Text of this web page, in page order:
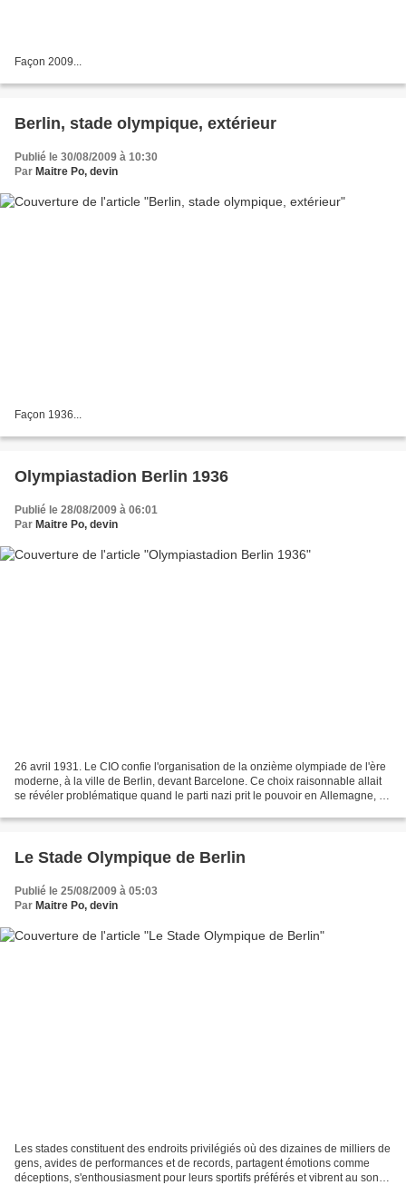
Façon 2009...
Berlin, stade olympique, extérieur
Publié le 30/08/2009 à 10:30
Par Maitre Po, devin
Façon 1936...
Olympiastadion Berlin 1936
Publié le 28/08/2009 à 06:01
Par Maitre Po, devin
26 avril 1931. Le CIO confie l'organisation de la onzième olympiade de l'ère
moderne, à la ville de Berlin, devant Barcelone. Ce choix raisonnable allait
se révéler problématique quand le parti nazi prit le pouvoir en Allemagne, en
Le Stade Olympique de Berlin
Publié le 25/08/2009 à 05:03
Par Maitre Po, devin
Les stades constituent des endroits privilégiés où des dizaines de milliers de
gens, avides de performances et de records, partagent émotions comme
déceptions, s'enthousiasment pour leurs sportifs préférés et vibrent au son